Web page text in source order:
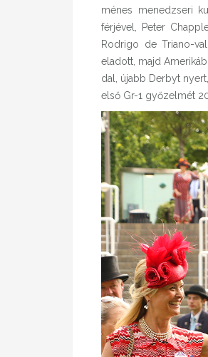
ménes menedzseri
férjével, Peter
Rodrigo de Triano-
eladott, majd
dal, újabb Derbyt
első Gr-1 győzelmét